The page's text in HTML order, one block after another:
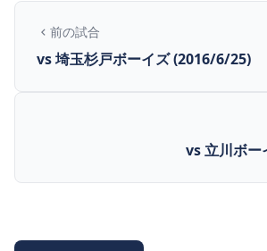
前の試合
vs 埼玉杉戸ボーイズ (2016/6/25)
vs 立川ボ